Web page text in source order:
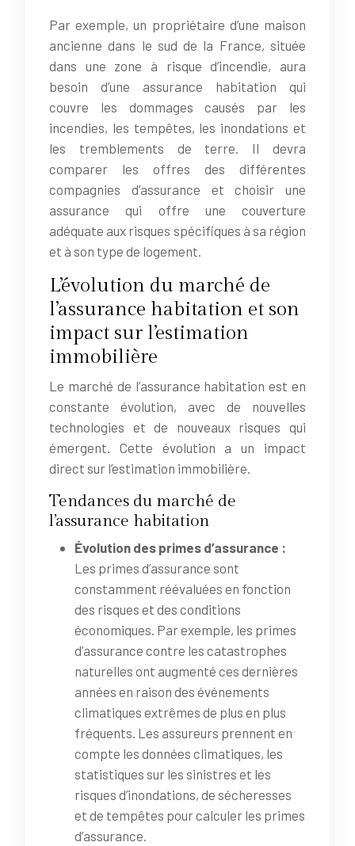
Par exemple, un propriétaire d’une maison
ancienne dans le sud de la France, située
dans une zone à risque d’incendie, aura
besoin d’une assurance habitation qui
couvre les dommages causés par les
incendies, les tempêtes, les inondations et
les tremblements de terre. Il devra
comparer les offres des différentes
compagnies d’assurance et choisir une
assurance qui offre une couverture
adéquate aux risques spécifiques à sa région
et à son type de logement.
L’évolution du marché de
l’assurance habitation et son
impact sur l’estimation
immobilière
Le marché de l’assurance habitation est en
constante évolution, avec de nouvelles
technologies et de nouveaux risques qui
émergent. Cette évolution a un impact
direct sur l’estimation immobilière.
Tendances du marché de
l’assurance habitation
Évolution des primes d’assurance :
Les primes d’assurance sont
constamment réévaluées en fonction
des risques et des conditions
économiques. Par exemple, les primes
d’assurance contre les catastrophes
naturelles ont augmenté ces dernières
années en raison des événements
climatiques extrêmes de plus en plus
fréquents. Les assureurs prennent en
compte les données climatiques, les
statistiques sur les sinistres et les
risques d’inondations, de sécheresses
et de tempêtes pour calculer les primes
d’assurance.